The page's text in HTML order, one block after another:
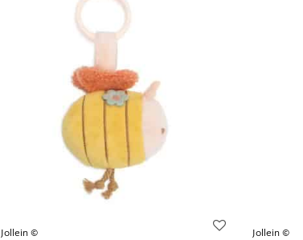
Jollein © Jollein ©